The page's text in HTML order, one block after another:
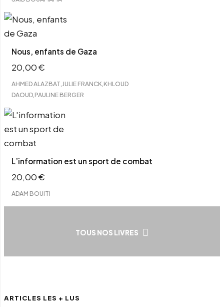
Nous, enfants de Gaza
20,00€
AHMED ALAZBAT JULIE FRANCK KHLOUD
DAOUD PAULINE BERGER
L’information est un sport de combat
20,00€
ADAM BOUITI
TOUS NOS LIVRES
ARTICLES LES + LUS